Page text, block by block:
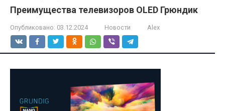
Преимущества телевизоров OLED Грюндик
Опубликовано: 03.12.2024 Новости Alex